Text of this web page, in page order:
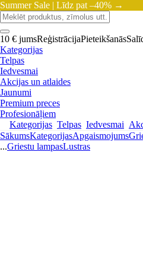
Summer Sale | Līdz pat –40% →
10 € jumsReģistrācijaPieteikšanās
Kategorijas
Telpas
Iedvesmai
Akcijas un atlaides
Jaunumi
Premium preces
Profesionāļiem
Kategorijas Telpas Iedvesmai
SākumsKategorijasApgaismojums
...Griestu lampasLustras